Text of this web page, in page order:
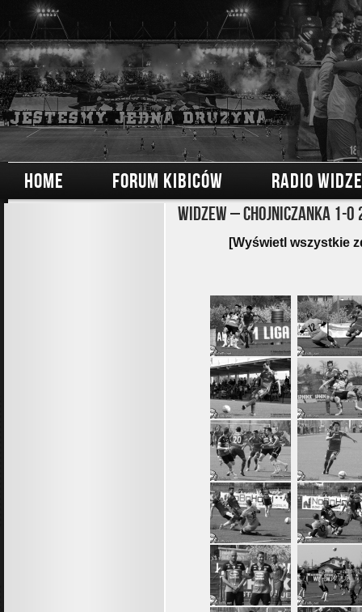
HOME FORUM KIBICÓW RADIO
Widzew – Chojniczanka 1-0
[Wyświetl wszystkie